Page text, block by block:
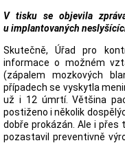
V tisku se objevila
u implantovaných
Skutečně, Úřad pro
informace o možném
(zápalem mozkových
případech se vyskytla
už i 12 úmrtí. Většina
postiženo i několik
dobře prokázán. Ale i přes
pozastavil preventivně